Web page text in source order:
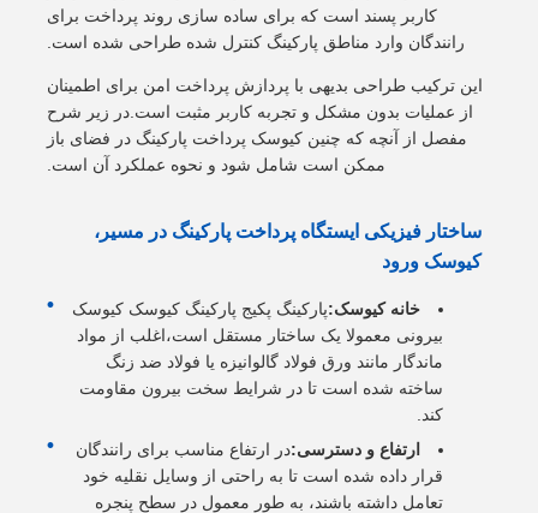
کاربر پسند است که برای ساده سازی روند پرداخت برای
رانندگان وارد مناطق پارکینگ کنترل شده طراحی شده است.
این ترکیب طراحی بدیهی با پردازش پرداخت امن برای اطمینان
از عملیات بدون مشکل و تجربه کاربر مثبت است.در زیر شرح
مفصل از آنچه که چنین کیوسک پرداخت پارکینگ در فضای باز
ممکن است شامل شود و نحوه عملکرد آن است.
ساختار فیزیکی ایستگاه پرداخت پارکینگ در مسیر،
کیوسک ورود
خانه کيوسک:پارکینگ پکیج پارکینگ کیوسک کیوسک
بیرونی معمولا یک ساختار مستقل است،اغلب از مواد
ماندگار مانند ورق فولاد گالوانیزه یا فولاد ضد زنگ
ساخته شده است تا در شرایط سخت بیرون مقاومت
کند.
ارتفاع و دسترسی:در ارتفاع مناسب برای رانندگان
قرار داده شده است تا به راحتی از وسایل نقلیه خود
تعامل داشته باشند، به طور معمول در سطح پنجره